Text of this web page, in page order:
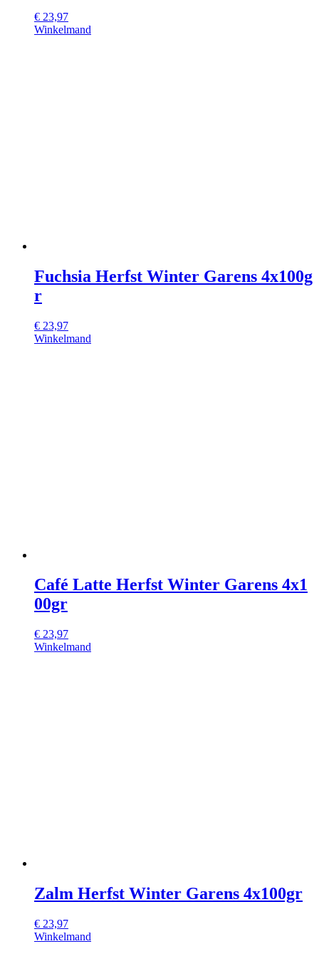
€ 23,97
Winkelmand
Fuchsia Herfst Winter Garens 4x100g
r
€ 23,97
Winkelmand
Café Latte Herfst Winter Garens 4x1
00gr
€ 23,97
Winkelmand
Zalm Herfst Winter Garens 4x100gr
€ 23,97
Winkelmand